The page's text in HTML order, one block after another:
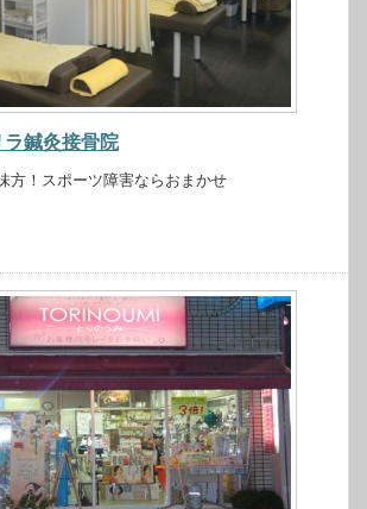
鍼灸接骨院
方！スポーツ障害ならおまかせ